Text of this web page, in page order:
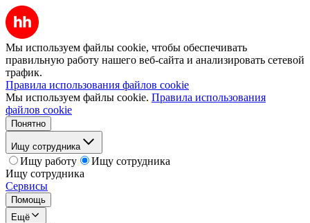
Мы используем файлы cookie, чтобы обеспечивать
правильную работу нашего веб-сайта и анализировать сетевой
трафик.
Правила использования файлов cookie
Мы используем файлы cookie. Правила использования
файлов cookie
Понятно
Ищу сотрудника
Ищу работу
Ищу сотрудника
Ищу сотрудника
Сервисы
Помощь
Ещё